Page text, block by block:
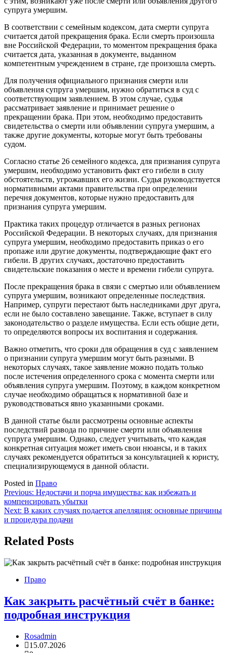
супруга умершим.
В соответствии с семейным кодексом, дата смерти супруга
считается датой прекращения брака. Если смерть произошла
вне Российской Федерации, то моментом прекращения брака
считается дата, указанная в документе, выданном
компетентным учреждением в стране, где произошла смерть.
Для получения официального признания смерти или
объявления супруга умершим, нужно обратиться в суд с
соответствующим заявлением. В этом случае, судья
рассматривает заявление и принимает решение о
прекращении брака. При этом, необходимо предоставить
свидетельства о смерти или объявлении супруга умершим, а
также другие документы, которые могут быть требованы
судом.
Согласно статье 26 семейного кодекса, для признания супруга
умершим, необходимо установить факт его гибели в силу
обстоятельств, угрожавших его жизни. Судья руководствуется
нормативными актами правительства при определении
перечня документов, которые нужно предоставить для
признания супруга умершим.
Практика таких процедур отличается в разных регионах
Российской Федерации. В некоторых случаях, для признания
супруга умершим, необходимо предоставить приказ о его
пропаже или другие документы, подтверждающие факт его
гибели. В других случаях, достаточно предоставить
свидетельские показания о месте и времени гибели супруга.
После прекращения брака в связи с смертью или объявлением
супруга умершим, возникают определенные последствия.
Например, супруги перестают быть наследниками друг друга,
если не было составлено завещание. Также, вступает в силу
законодательство о разделе имущества. Если есть общие дети,
то определяются вопросы их воспитания и содержания.
Важно отметить, что сроки для обращения в суд с заявлением
о признании супруга умершим могут быть разными. В
некоторых случаях, такое заявление можно подать только
после истечения определенного срока с момента смерти или
объявления супруга умершим. Поэтому, в каждом конкретном
случае необходимо обращаться к нормативной базе и
руководствоваться явно указанными сроками.
В данной статье были рассмотрены основные аспекты
последствий развода по причине смерти или объявления
супруга умершим. Однако, следует учитывать, что каждая
конкретная ситуация может иметь свои нюансы, и в таких
случаях рекомендуется обратиться за консультацией к юристу,
специализирующемуся в данной области.
Posted in Право
Навигация
по
записям
Previous: Недостачи и порча имущества: как избежать и
компенсировать убытки
Next: В каких случаях подается апелляция: основные причины
и процедура подачи
Related Posts
Право
Как закрыть расчётный счёт в банке:
подробная инструкция
Rosadmin
15.07.2026